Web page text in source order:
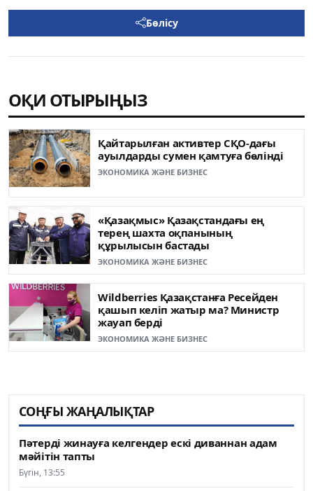
Бөлісу
ОҚИ ОТЫРЫҢЫЗ
Қайтарылған активтер СҚО-дағы
ауылдарды сумен қамтуға бөлінді
ЭКОНОМИКА ЖӘНЕ БИЗНЕС
«Қазақмыс» Қазақстандағы ең
терең шахта оқпанының
құрылысын бастады
ЭКОНОМИКА ЖӘНЕ БИЗНЕС
Wildberries Қазақстанға Ресейден
қашып келіп жатыр ма? Министр
жауап берді
ЭКОНОМИКА ЖӘНЕ БИЗНЕС
СОҢҒЫ ЖАҢАЛЫҚТАР
Пәтерді жинауға келгендер ескі диваннан адам
мәйітін тапты
Бүгін, 13:55